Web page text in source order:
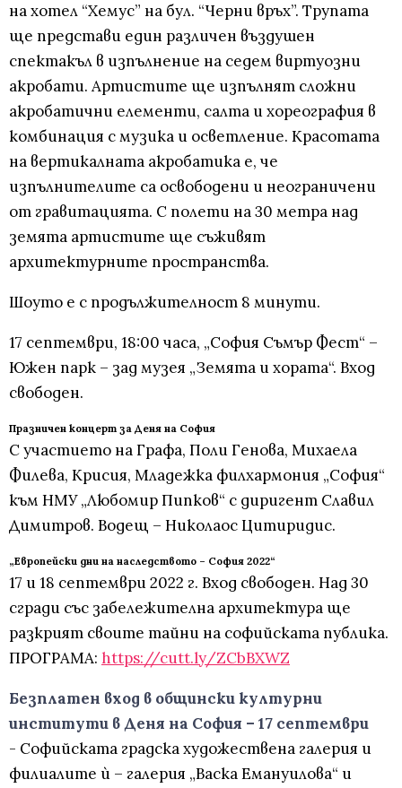
на хотел “Хемус” на бул. “Черни връх”. Трупата
ще представи един различен въздушен
спектакъл в изпълнение на седем виртуозни
акробати. Артистите ще изпълнят сложни
акробатични елементи, салта и хореография в
комбинация с музика и осветление. Красотата
на вертикалната акробатика е, че
изпълнителите са освободени и неограничени
от гравитацията. С полети на 30 метра над
земята артистите ще съживят
архитектурните пространства.
Шоуто е с продължителност 8 минути.
17 септември, 18:00 часа, „София Съмър Фест“ –
Южен парк – зад музея „Земята и хората“. Вход
свободен.
Празничен концерт за Деня на София
С участието на Графа, Поли Генова, Михаела
Филева, Крисия, Младежка филхармония „София“
към НМУ „Любомир Пипков“ с диригент Славил
Димитров. Водещ – Николаос Цитиридис.
„Европейски дни на наследството – София 2022“
17 и 18 септември 2022 г. Вход свободен. Над 30
сгради със забележителна архитектура ще
разкрият своите тайни на софийската публика.
ПРОГРАМА: https://cutt.ly/ZCbBXWZ
Безплатен вход в общински културни
институти в Деня на София – 17 септември
- Софийската градска художествена галерия и
филиалите ѝ – галерия „Васка Емануилова“ и